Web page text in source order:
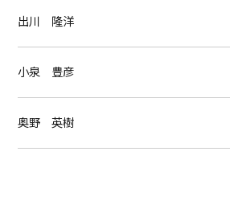
出川 隆洋
小泉 豊彦
奥野 英樹